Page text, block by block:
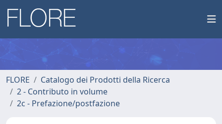
FLORE
Catalogo dei Prodotti della Ricerca
2 - Contributo in volume
2c - Prefazione/postfazione